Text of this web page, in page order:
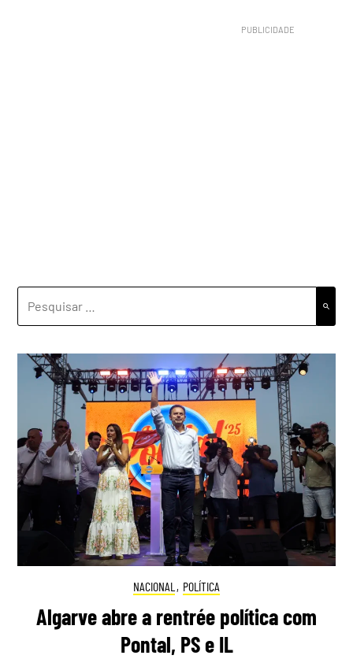
NACIONAL , POLÍTICA
Algarve abre a rentrée política com
Pontal, PS e IL